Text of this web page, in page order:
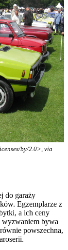
by/2.0>, via
do garaży
Egzemplarze z
a ich ceny
wyzwaniem bywa
powszechna,